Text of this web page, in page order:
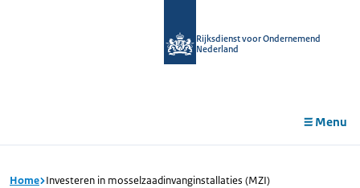
Rijksdienst voor Ondernemend
Nederland
Menu
Home Investeren in mosselzaadinvanginstallaties (MZI)